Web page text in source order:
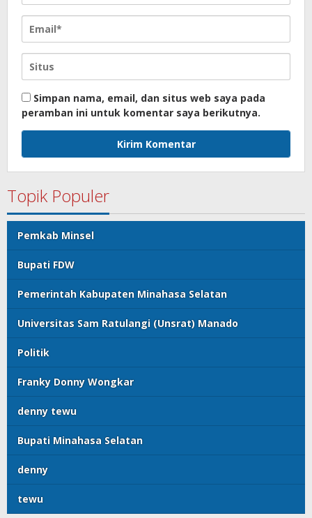
Simpan nama, email, dan situs web saya pada
peramban ini untuk komentar saya berikutnya.
Topik Populer
Pemkab Minsel
Bupati FDW
Pemerintah Kabupaten Minahasa Selatan
Universitas Sam Ratulangi (Unsrat) Manado
Politik
Franky Donny Wongkar
denny tewu
Bupati Minahasa Selatan
denny
tewu